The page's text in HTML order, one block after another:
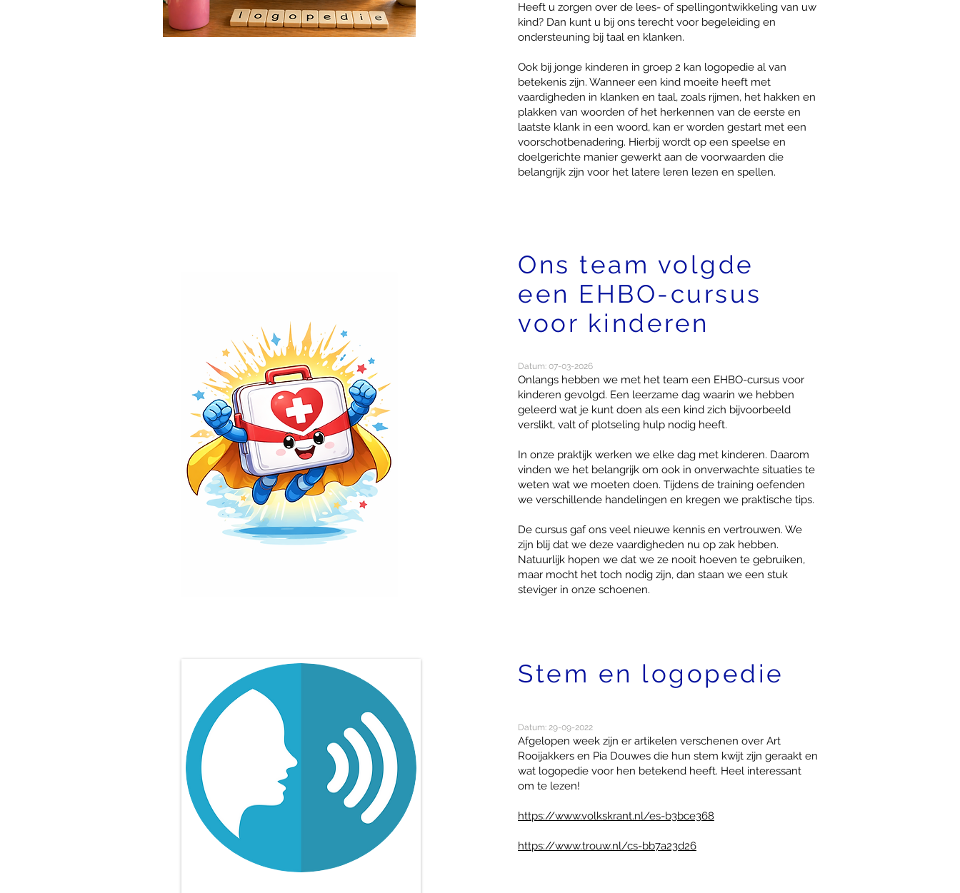
Heeft u zorgen over de lees- of spellingontwikkeling van uw
kind? Dan kunt u bij ons terecht voor begeleiding en
ondersteuning bij taal en klanken.
Ook bij jonge kinderen in groep 2 kan logopedie al van
betekenis zijn. Wanneer een kind moeite heeft met
vaardigheden in klanken en taal, zoals rijmen, het hakken en
plakken van woorden of het herkennen van de eerste en
laatste klank in een woord, kan er worden gestart met een
voorschotbenadering. Hierbij wordt op een speelse en
doelgerichte manier gewerkt aan de voorwaarden die
belangrijk zijn voor het latere leren lezen en spellen.
Ons team volgde
een EHBO-cursus
voor kinderen
Datum: 07-03-2026
Onlangs hebben we met het team een EHBO-cursus voor
kinderen gevolgd. Een leerzame dag waarin we hebben
geleerd wat je kunt doen als een kind zich bijvoorbeeld
verslikt, valt of plotseling hulp nodig heeft.
In onze praktijk werken we elke dag met kinderen. Daarom
vinden we het belangrijk om ook in onverwachte situaties te
weten wat we moeten doen. Tijdens de training oefenden
we verschillende handelingen en kregen we praktische tips.
De cursus gaf ons veel nieuwe kennis en vertrouwen. We
zijn blij dat we deze vaardigheden nu op zak hebben.
Natuurlijk hopen we dat we ze nooit hoeven te gebruiken,
maar mocht het toch nodig zijn, dan staan we een stuk
steviger in onze schoenen.
Stem en logopedie
Datum: 29-09-2022
Afgelopen week zijn er artikelen verschenen over Art
Rooijakkers en Pia Douwes die hun stem kwijt zijn geraakt en
wat logopedie voor hen betekend heeft. Heel interessant
om te lezen!
https://www.volkskrant.nl/es-b3bce368
https://www.trouw.nl/cs-bb7a23d26